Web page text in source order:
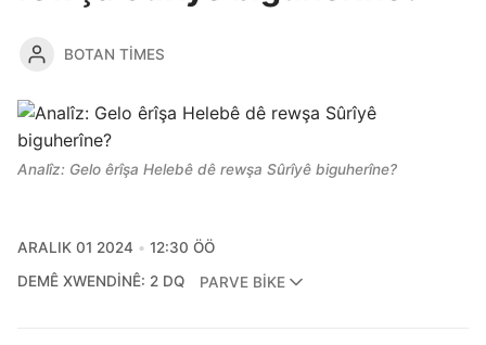
BOTAN TIMES
Analîz: Gelo êrîşa Helebê dê rewşa Sûrîyê biguherîne?
ARALIK 01 2024
12:30 ÖÖ
DEMÊ XWENDINÊ: 2 DQ
PARVE BIKE